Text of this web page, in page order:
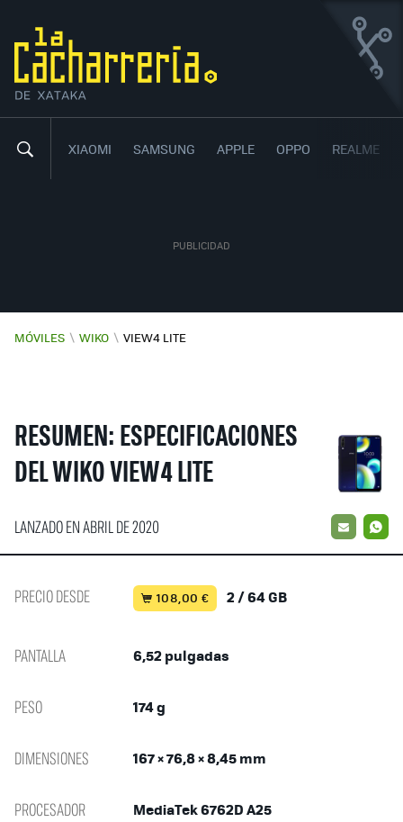
XIAOMI SAMSUNG APPLE OPPO REALME
WIKO VIEW4 LITE
ECONÓMICO, CON TRIPLE CÁMARA Y CON UNA GRAN
BATERÍA
MÓVILES \ WIKO \ VIEW4 LITE
RESUMEN: ESPECIFICACIONES
DEL WIKO VIEW4 LITE
LANZADO EN ABRIL DE 2020 EMAIL
PRECIO DESDE 108,00 € 2 / 64 GB
PANTALLA 6,52 pulgadas
PESO 174 g
DIMENSIONES 167 × 76,8 × 8,45 mm
PROCESADOR MediaTek 6762D A25